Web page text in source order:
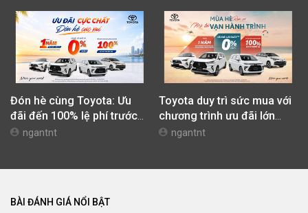
Đón hè cùng Toyota: Ưu
đãi đến 100% lệ phí trước
bạ ngantnt
Toyota duy trì sức mua với
chương trình ưu đãi lớn
trong tháng 4
ngantnt
BÀI ĐÁNH GIÁ NỔI BẬT